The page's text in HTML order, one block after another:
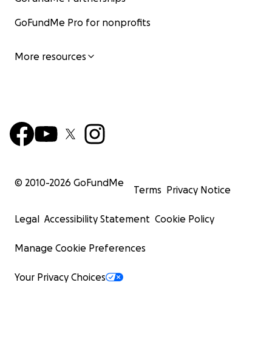
GoFundMe Pro for nonprofits
More resources
© 2010-2026 GoFundMe
Terms Privacy Notice
Legal Accessibility Statement Cookie Policy
Manage Cookie Preferences
Your Privacy Choices